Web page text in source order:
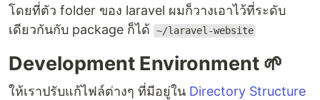
โดยที่ตัว folder ของ laravel ผมก็วางเอาไว้ที่ระดับ
เดียวกันกับ package ก็ได้
~/laravel-website
Development Environment 🌱
ให้เราปรับแก้ไฟล์ต่างๆ ที่มีอยู่ใน Directory Structure